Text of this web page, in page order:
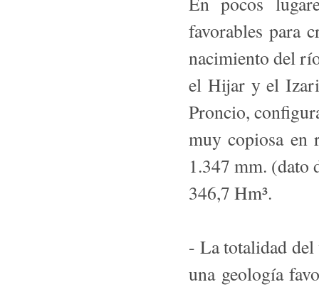
favorables para
nacimiento del
el Hijar y el
Proncio,
muy copiosa en
1.347 mm. (dato
346,7 Hm³.
- La totalidad del
una geología